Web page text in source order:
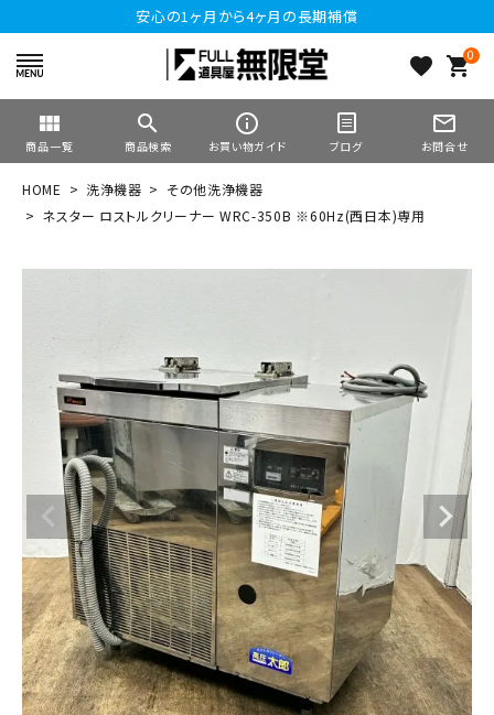
安心の1ヶ月から4ヶ月の長期補償
favorite 0
shopping_cart
view_module
商品一覧
search
商品検索
info_outline
お買い物ガイド ブログ
mail_outline
お問合せ
HOME 洗浄機器
その他洗浄機器
ネスター ロストルクリーナー WRC-350B ※60Hz(西日本)専用